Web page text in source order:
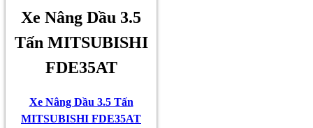
Xe Nâng Dầu 3.5
Tấn MITSUBISHI
FDE35AT
Xe Nâng Dầu 3.5 Tấn
MITSUBISHI FDE35AT